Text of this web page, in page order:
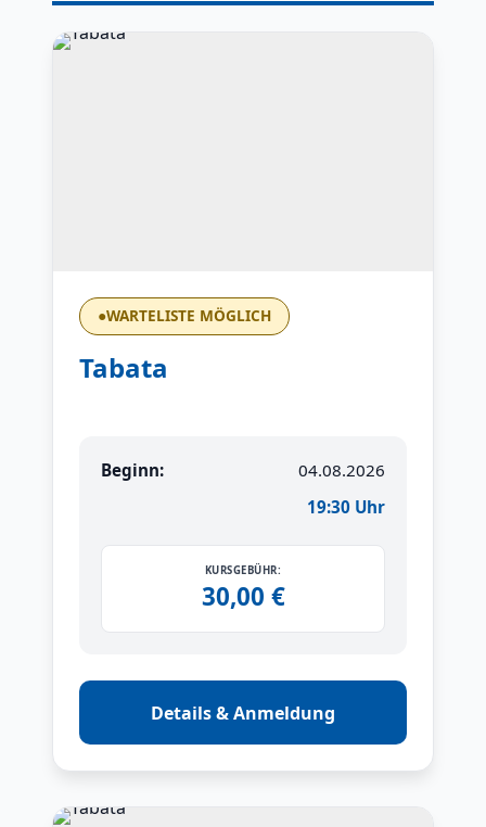
●WARTELISTE MÖGLICH
Tabata
Beginn:
04.08.2026
19:30 Uhr
KURSGEBÜHR:
30,00 €
Details & Anmeldung